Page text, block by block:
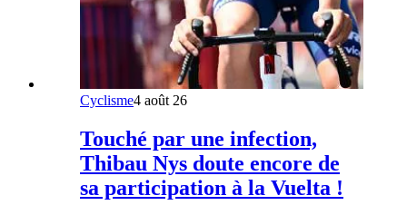
Cyclisme4 août 26
Touché par une infection,
Thibau Nys doute encore de
sa participation à la Vuelta !